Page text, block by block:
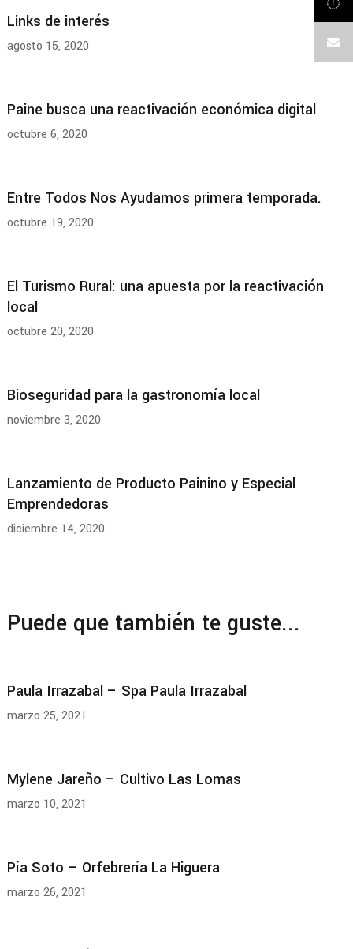
Links de interés
agosto 15, 2020
Paine busca una reactivación económica digital
octubre 6, 2020
Entre Todos Nos Ayudamos primera temporada.
octubre 19, 2020
El Turismo Rural: una apuesta por la reactivación
local
octubre 20, 2020
Bioseguridad para la gastronomía local
noviembre 3, 2020
Lanzamiento de Producto Painino y Especial
Emprendedoras
diciembre 14, 2020
Puede que también te guste...
Paula Irrazabal – Spa Paula Irrazabal
marzo 25, 2021
Mylene Jareño – Cultivo Las Lomas
marzo 10, 2021
Pía Soto – Orfebrería La Higuera
marzo 26, 2021